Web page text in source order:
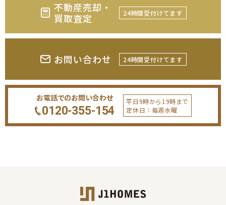
不動産売却・
買取査定
24時間受付けてます
お問い合わせ 24時間受付けてます
お電話でのお問い合わせ
0120-355-154
平日9時から19時まで
定休日：毎週水曜